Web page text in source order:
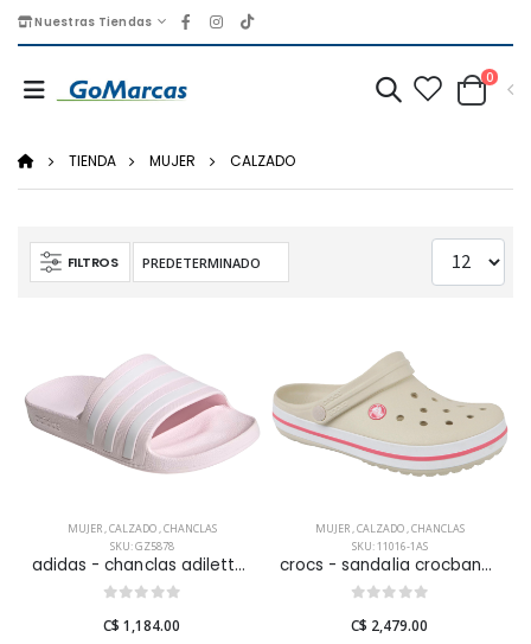
Nuestras Tiendas
0
TIENDA MUJER CALZADO
FILTROS
MUJER,CALZADO,CHANCLAS
SKU: GZ5878
adidas - chanclas adilette aqua para mujer
C$ 1,184.00
MUJER,CALZADO,CHANCLAS
SKU: 11016-1AS
crocs - sandalia crocband para mujer
C$ 2,479.00